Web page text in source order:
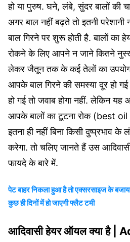
हो या पुरुष. घने, लंबे, सुंदर बालों की
अगर बाल नहीं बढ़ते तो इतनी परेशानी
बाल गिरने पर शुरू होती है. बालों
रोकने के लिए आपने न जाने कितने
लेकर जैतून तक के कई तेलों का उपयोग
आपके बाल गिरने की समस्या दूर हो गई
हो गई तो जवाब होगा नहीं. लेकिन
आपके बालों का टूटना रोक (best
इतना ही नहीं बिना किसी दुष्प्रभाव के
करेगा. तो चलिए जानते हैं उस
फायदे के बारे में.
पेट बाहर निकला हुआ है तो एक्सरसाइज के
कुछ ही दिनों में हो जाएगी फ्लैट टमी
आदिवासी हेयर ऑयल क्या है |